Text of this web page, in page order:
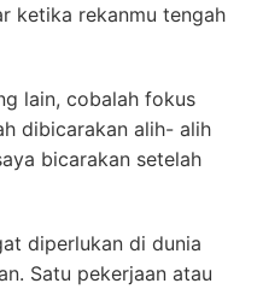
ketika rekanmu tengah
lain, cobalah fokus
dibicarakan alih- alih
bicarakan setelah
diperlukan di dunia
Satu pekerjaan atau